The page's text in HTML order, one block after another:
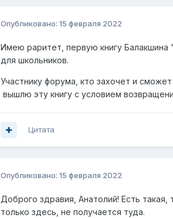
Опубликовано: 15 февраля 2022
Имею раритет, первую книгу Балакшина
для школьников.
Участнику форума, кто захочет и
вышлю эту книгу с условием
Цитата
Опубликовано: 15 февраля 2022
Доброго здравия, Анатолий! Есть такая,
только здесь, не получается туда.